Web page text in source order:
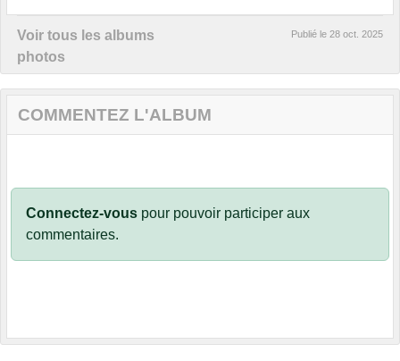
Voir tous les albums
photos
Publié le 28 oct. 2025
COMMENTEZ L'ALBUM
Connectez-vous pour pouvoir participer aux
commentaires.